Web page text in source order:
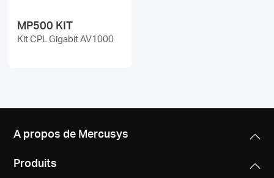
MP500 KIT
Kit CPL Gigabit AV1000
A propos de Mercusys
Produits